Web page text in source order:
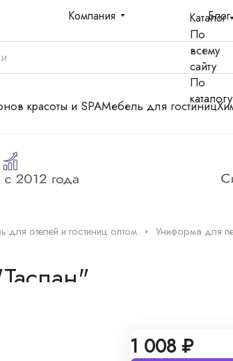
Компания Блог
Каталог
По
всему
сайту
По
каталогу
красоты и SPAМебель для гостиниц
отелей и гостиниц оптом Униформа для
1 008 ₽